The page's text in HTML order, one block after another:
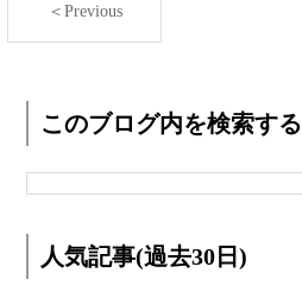
＜Previous
このブログ内を検索する
人気記事(過去30日)